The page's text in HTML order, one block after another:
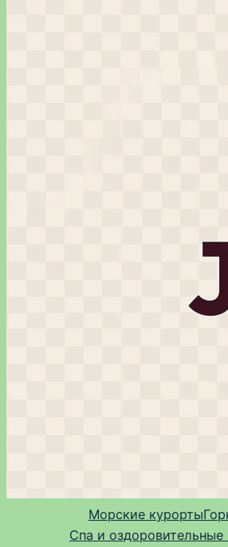
Морские курорты
Спа и оздоровительные